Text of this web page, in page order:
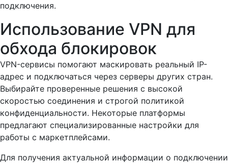
подключения.
Использование VPN для
обхода блокировок
VPN-сервисы помогают маскировать реальный IP-
адрес и подключаться через серверы других стран.
Выбирайте проверенные решения с высокой
скоростью соединения и строгой политикой
конфиденциальности. Некоторые платформы
предлагают специализированные настройки для
работы с маркетплейсами.
Для получения актуальной информации о подключении